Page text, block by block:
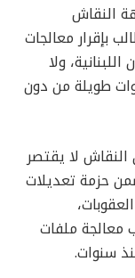
النقاش
بإقرار معالجات
ولا
طويلة من دون
لا يقتصر
حزمة تعديلات
معالجة ملفات
سنوات.